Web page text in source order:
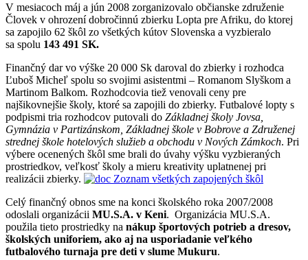
V mesiacoch máj a jún 2008 zorganizovalo občianske združenie
Človek v ohrození dobročinnú zbierku Lopta pre Afriku, do ktorej
sa zapojilo 62 škôl zo všetkých kútov Slovenska a vyzbieralo
sa spolu 143 491 SK.
Finančný dar vo výške 20 000 Sk daroval do zbierky i rozhodca
Ľuboš Micheľ spolu so svojimi asistentmi – Romanom Slyškom a
Martinom Balkom. Rozhodcovia tiež venovali ceny pre
najšikovnejšie školy, ktoré sa zapojili do zbierky. Futbalové lopty s
podpismi tria rozhodcov putovali do Základnej školy Jovsa,
Gymnázia v Partizánskom, Základnej škole v Bobrove a Združenej
strednej škole hotelových služieb a obchodu v Nových Zámkoch. Pri
výbere ocenených škôl sme brali do úvahy výšku vyzbieraných
prostriedkov, veľkosť školy a mieru kreativity uplatnenej pri
realizácii zbierky.
Zoznam všetkých zapojených škôl
Celý finančný obnos sme na konci školského roka 2007/2008
odoslali organizácii MU.S.A. v Keni. Organizácia MU.S.A.
použila tieto prostriedky na nákup športových potrieb a dresov,
školských uniforiem, ako aj na usporiadanie veľkého
futbalového turnaja pre deti v slume Mukuru.